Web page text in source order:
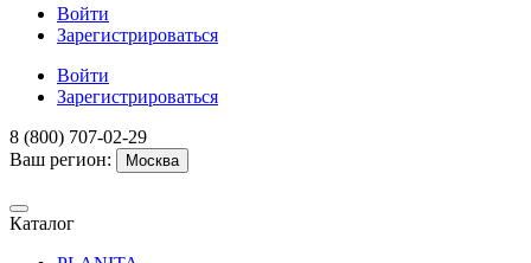
Войти
Зарегистрироваться
Войти
Зарегистрироваться
8 (800) 707-02-29
Ваш регион:
Москва
Каталог